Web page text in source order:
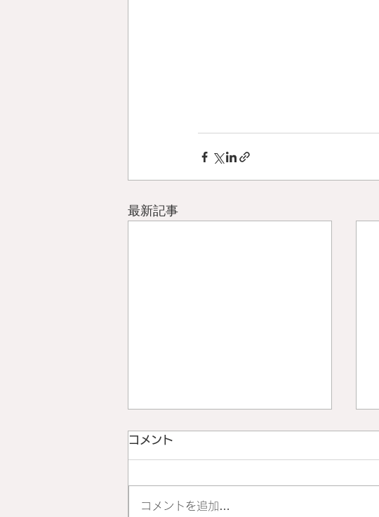
最新記事
コメント
コメントを追加…